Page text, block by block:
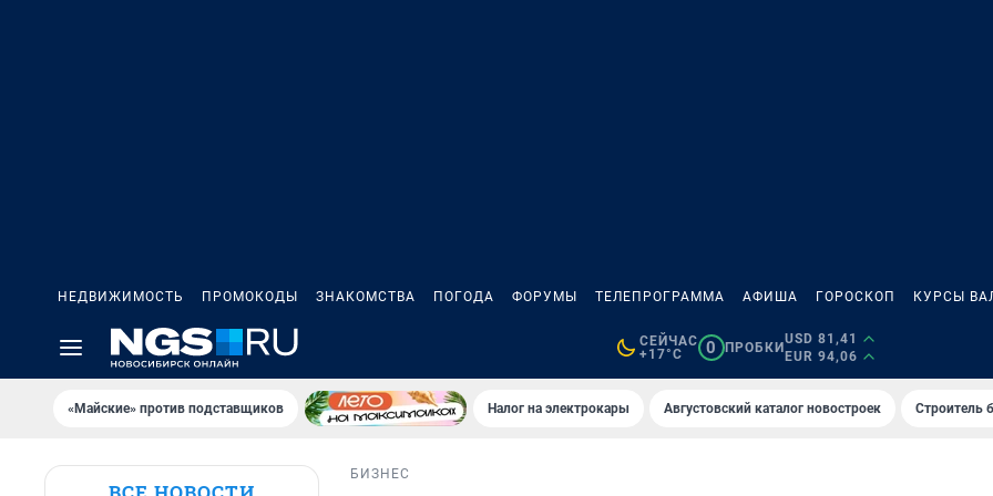
НЕДВИЖИМОСТЬ ПРОМОКОДЫ ЗНАКОМСТВА ПОГОДА ФОРУМЫ ТЕЛЕПРОГРАММА АФИША ГОРОСКОП КУРСЫ
СЕЙЧАС
+17°C
0 ПРОБКИ
USD 81,41
EUR 94,06
«Майские» против подставщиков Налог на электрокары Августовский каталог новостроек Строитель
БИЗНЕС